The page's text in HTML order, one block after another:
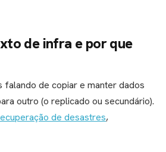
de infra e por que
falando de copiar e manter dados
outro (o replicado ou secundário).
de desastres,